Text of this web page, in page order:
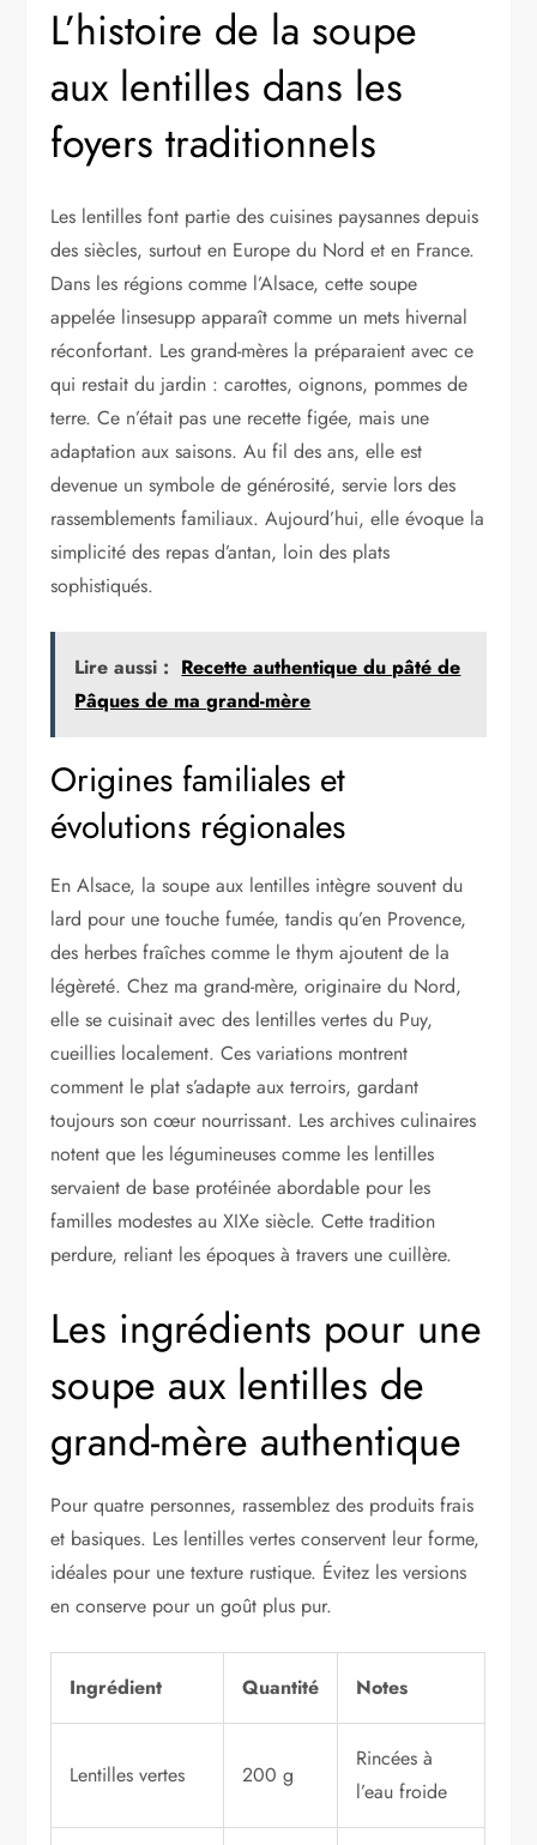
L’histoire de la soupe
aux lentilles dans les
foyers traditionnels
Les lentilles font partie des cuisines paysannes depuis
des siècles, surtout en Europe du Nord et en France.
Dans les régions comme l’Alsace, cette soupe
appelée linsesupp apparaît comme un mets hivernal
réconfortant. Les grand-mères la préparaient avec ce
qui restait du jardin : carottes, oignons, pommes de
terre. Ce n’était pas une recette figée, mais une
adaptation aux saisons. Au fil des ans, elle est
devenue un symbole de générosité, servie lors des
rassemblements familiaux. Aujourd’hui, elle évoque la
simplicité des repas d’antan, loin des plats
sophistiqués.
Lire aussi : Recette authentique du pâté de
Pâques de ma grand-mère
Origines familiales et
évolutions régionales
En Alsace, la soupe aux lentilles intègre souvent du
lard pour une touche fumée, tandis qu’en Provence,
des herbes fraîches comme le thym ajoutent de la
légèreté. Chez ma grand-mère, originaire du Nord,
elle se cuisinait avec des lentilles vertes du Puy,
cueillies localement. Ces variations montrent
comment le plat s’adapte aux terroirs, gardant
toujours son cœur nourrissant. Les archives culinaires
notent que les légumineuses comme les lentilles
servaient de base protéinée abordable pour les
familles modestes au XIXe siècle. Cette tradition
perdure, reliant les époques à travers une cuillère.
Les ingrédients pour une
soupe aux lentilles de
grand-mère authentique
Pour quatre personnes, rassemblez des produits frais
et basiques. Les lentilles vertes conservent leur forme,
idéales pour une texture rustique. Évitez les versions
en conserve pour un goût plus pur.
Ingrédient Quantité Notes
Lentilles vertes 200 g
Rincées à
l’eau froide